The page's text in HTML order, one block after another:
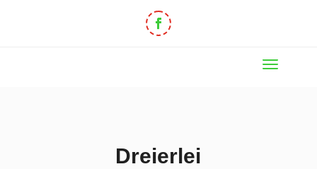
Dreierlei